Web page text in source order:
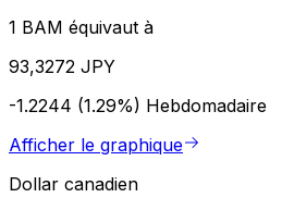
1 BAM équivaut à
93,3272 JPY
-1.2244 (1.29%) Hebdomadaire
Afficher le graphique
Dollar canadien